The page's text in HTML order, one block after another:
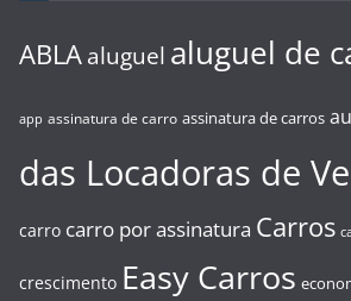
ABLA aluguel aluguel de
app assinatura de carro assinatura de carros
das Locadoras de
carro carro por assinatura Carros
crescimento Easy Carros